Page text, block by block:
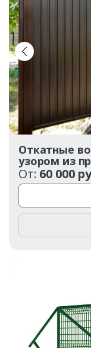
Откатные
узором из
От: 60 000